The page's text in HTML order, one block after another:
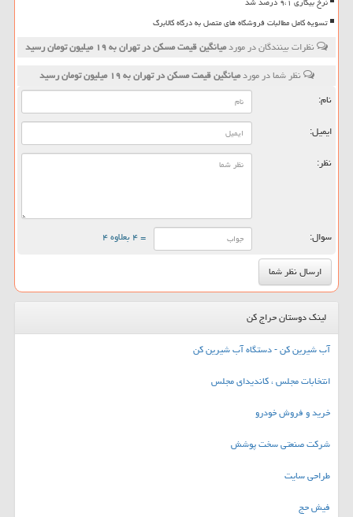
تسویه کامل مطالبات فروشگاه های متصل به درگاه کالابرگ
نظرات بینندگان در موردمیانگین قیمت مسكن در تهران به ۱۹ میلیون تومان رسید
نظر شما در موردمیانگین قیمت مسكن در تهران به ۱۹ میلیون تومان رسید
نام:
ایمیل:
نظر:
سوال: = ۴ بعلاوه ۴
لینک دوستان حراج کن
آب شیرین کن - دستگاه آب شیرین کن
انتخابات مجلس ، کاندیدای مجلس
خرید و فروش خودرو
شرکت صنعتی سخت پوشش
طراحی سایت
فیش حج